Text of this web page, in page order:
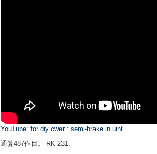
YouTube: for diy cwer : semi-brake in uint
通算487作目。 RK-231.